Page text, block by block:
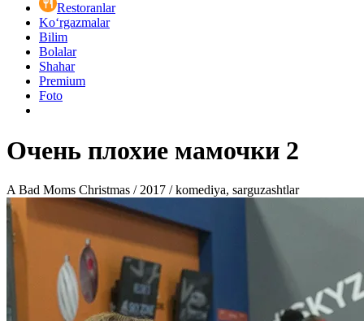
Restoranlar
Ko‘rgazmalar
Bilim
Bolalar
Shahar
Premium
Foto
Очень плохие мамочки 2
A Bad Moms Christmas / 2017 / komediya, sarguzashtlar